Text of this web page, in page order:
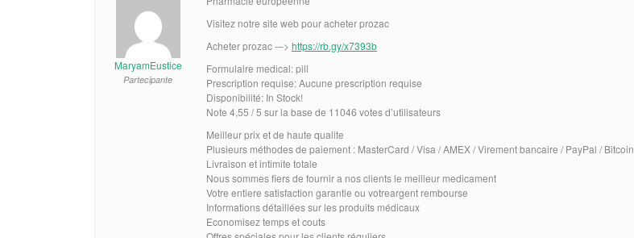
MaryamEustice
Partecipante
Visitez notre site web pour acheter prozac
Acheter prozac -–> https://rb.gy/x7393b
Formulaire medical: pill
Prescription requise: Aucune prescription requise
Disponibilité: In Stock!
Note 4,55 / 5 sur la base de 11046 votes d’utilisateurs
Meilleur prix et de haute qualite
Plusieurs méthodes de paiement : MasterCard / Visa / AMEX / Virement bancaire / PayPal / Bitcoin
Livraison et intimite totale
Nous sommes fiers de fournir a nos clients le meilleur medicament
Votre entiere satisfaction garantie ou votreargent rembourse
Informations détaillées sur les produits médicaux
Economisez temps et couts